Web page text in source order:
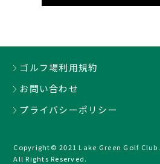
ゴルフ場利用規約
お問い合わせ
プライバシーポリシー
Copyright© 2021 Lake Green Golf Club.
All Rights Reserved.